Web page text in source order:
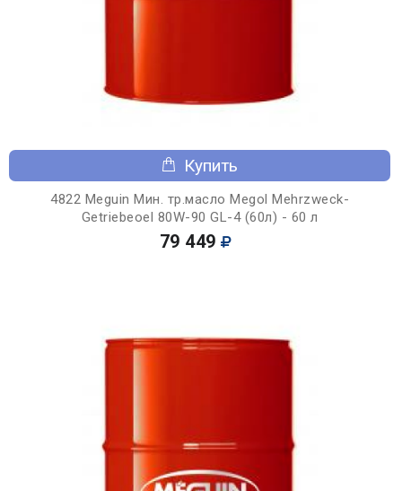
Купить
4822 Meguin Мин. тр.масло Megol Mehrzweck-
Getriebeoel 80W-90 GL-4 (60л) - 60 л
79 449